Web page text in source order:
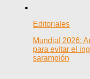
Editoriales
Mundial 2026:
para evitar el
sarampión